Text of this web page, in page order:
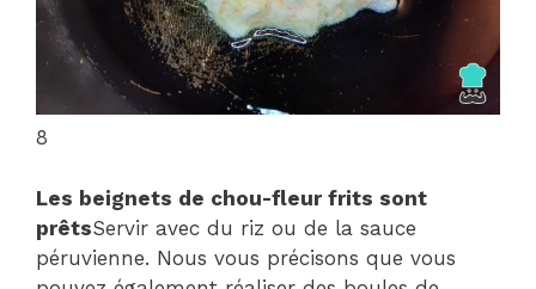
8
Les beignets de chou-fleur frits sont
prêtsServir avec du riz ou de la sauce
péruvienne. Nous vous précisons que vous